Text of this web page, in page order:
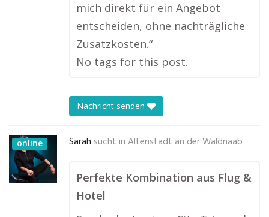
mich direkt für ein Angebot
entscheiden, ohne nachträgliche
Zusatzkosten.“
No tags for this post.
Nachricht senden
online Sarah sucht in Altenstadt an der Waldnaab
Perfekte Kombination aus Flug &
Hotel